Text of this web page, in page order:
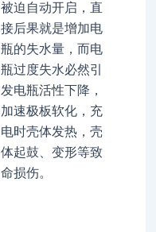
被迫自动开启，直
接后果就是增加电
瓶的失水量，而电
瓶过度失水必然引
发电瓶活性下降，
加速极板软化，充
电时壳体发热，壳
体起鼓、变形等致
命损伤。